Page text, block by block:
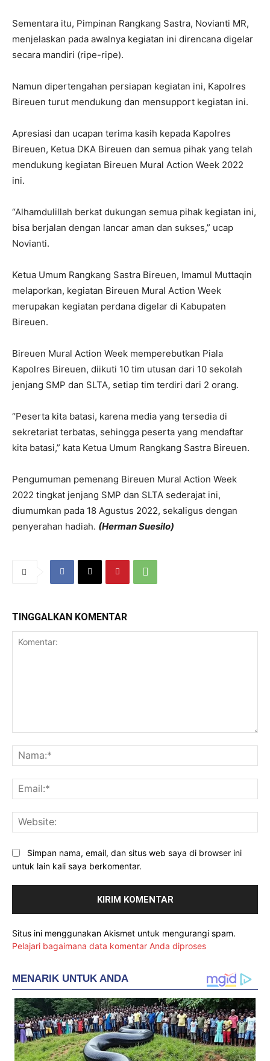
Sementara itu, Pimpinan Rangkang Sastra, Novianti MR,
menjelaskan pada awalnya kegiatan ini direncana digelar
secara mandiri (ripe-ripe).
Namun dipertengahan persiapan kegiatan ini, Kapolres
Bireuen turut mendukung dan mensupport kegiatan ini.
Apresiasi dan ucapan terima kasih kepada Kapolres
Bireuen, Ketua DKA Bireuen dan semua pihak yang telah
mendukung kegiatan Bireuen Mural Action Week 2022
ini.
“Alhamdulillah berkat dukungan semua pihak kegiatan ini,
bisa berjalan dengan lancar aman dan sukses,” ucap
Novianti.
Ketua Umum Rangkang Sastra Bireuen, Imamul Muttaqin
melaporkan, kegiatan Bireuen Mural Action Week
merupakan kegiatan perdana digelar di Kabupaten
Bireuen.
Bireuen Mural Action Week memperebutkan Piala
Kapolres Bireuen, diikuti 10 tim utusan dari 10 sekolah
jenjang SMP dan SLTA, setiap tim terdiri dari 2 orang.
“Peserta kita batasi, karena media yang tersedia di
sekretariat terbatas, sehingga peserta yang mendaftar
kita batasi,” kata Ketua Umum Rangkang Sastra Bireuen.
Pengumuman pemenang Bireuen Mural Action Week
2022 tingkat jenjang SMP dan SLTA sederajat ini,
diumumkan pada 18 Agustus 2022, sekaligus dengan
penyerahan hadiah. (Herman Suesilo)
TINGGALKAN KOMENTAR
Simpan nama, email, dan situs web saya di browser ini
untuk lain kali saya berkomentar.
Situs ini menggunakan Akismet untuk mengurangi spam.
Pelajari bagaimana data komentar Anda diproses